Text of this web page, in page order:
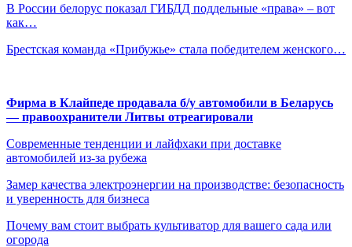
В России белорус показал ГИБДД поддельные «права» – вот
как…
Брестская команда «Прибужье» стала победителем женского…
Фирма в Клайпеде продавала б/у автомобили в Беларусь
— правоохранители Литвы отреагировали
Современные тенденции и лайфхаки при доставке
автомобилей из-за рубежа
Замер качества электроэнергии на производстве: безопасность
и уверенность для бизнеса
Почему вам стоит выбрать культиватор для вашего сада или
огорода